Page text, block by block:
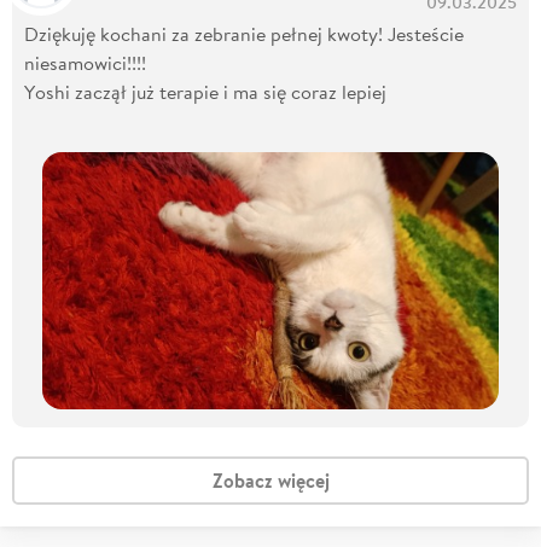
Dziękuję kochani za zebranie pełnej kwoty! Jesteście
niesamowici!!!!
Yoshi zaczął już terapie i ma się coraz lepiej
Zobacz więcej